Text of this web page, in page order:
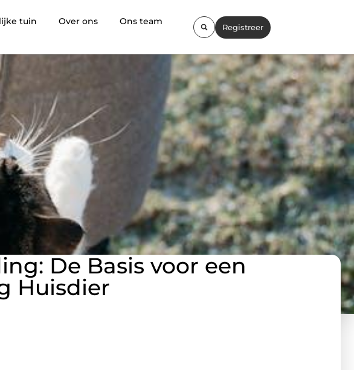
tuin Over ons
Ons team
Registreer
De Basis voor een
Huisdier